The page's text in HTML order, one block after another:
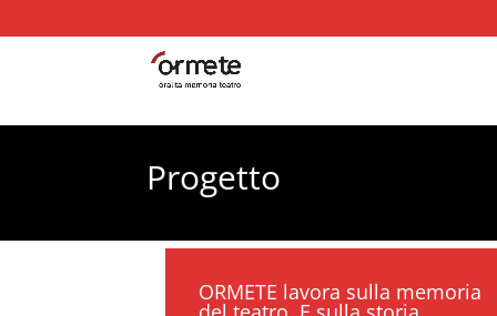
Progetto
ORMETE lavora sulla memoria